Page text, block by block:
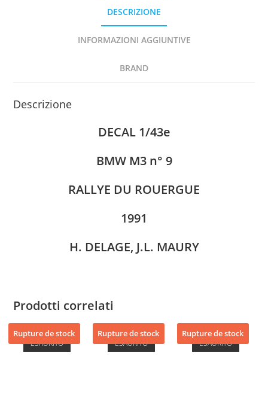
DESCRIZIONE
INFORMAZIONI AGGIUNTIVE
BRAND
Descrizione
DECAL 1/43e
BMW M3 n° 9
RALLYE DU ROUERGUE
1991
H. DELAGE, J.L. MAURY
Prodotti correlati
Rupture de stock
ESAURITO
Rupture de stock
ESAURITO
Rupture de stock
ESAURITO